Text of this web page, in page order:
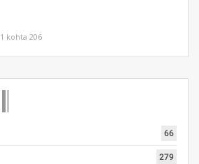
1 kohta 206
66
279